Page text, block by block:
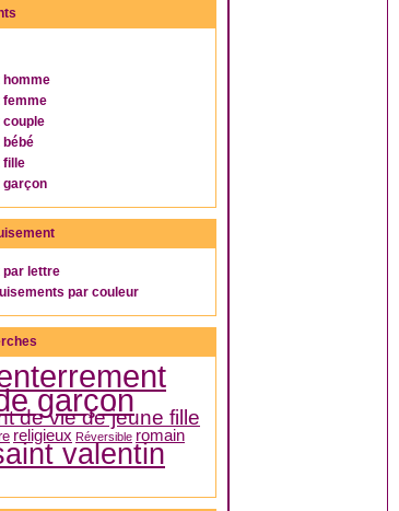
homme
femme
couple
bébé
fille
garçon
par lettre
par couleur
garçon
de vie de jeune fille
religieux Réversible romain
valentin